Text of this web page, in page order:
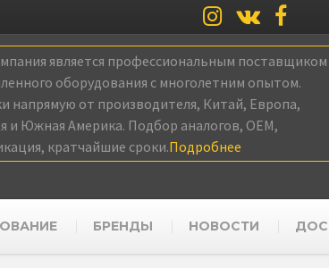
является профессиональным поставщиком
оборудования с многолетним опытом.
напрямую от производителя, Китай, Европа,
и Южная Америка. Подбор аналогов, OEM,
кратчайшие сроки.Подробнее
БРЕНДЫ НОВОСТИ